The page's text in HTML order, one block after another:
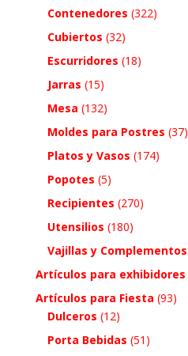
Contenedores (322)
Cubiertos (32)
Escurridores (18)
Jarras (15)
Mesa (132)
Moldes para Postres (37)
Platos y Vasos (174)
Popotes (5)
Recipientes (270)
Utensilios (180)
Vajillas y Complementos
Artículos para exhibidores
Artículos para Fiesta (93)
Dulceros (12)
Porta Bebidas (51)